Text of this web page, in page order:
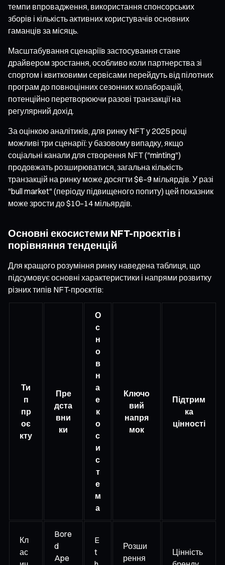
темпи впровадження, використання спонсорських
зборів і кількість активних користувачів основних
гаманців за місяць.
Масштабування сценаріїв застосування стане
драйвером зростання, особливо коли партнерства зі
спортом і квитковими сервісами перейдуть від пілотних
програм до повноцінних сезонних колаборацій,
потенційно перетворюючи разові транзакції на
регулярний дохід.
За оцінкою аналітиків, для ринку NFT у 2025 році
можливі три сценарії: у базовому випадку, якщо
соціальні канали для створення NFT ("minting")
продовжать розширюватися, загальна кількість
транзакцій на ринку може досягти $6–9 мільярдів. У разі
"bull market" (періоду підвищеного попиту) цей показник
може зрости до $10–14 мільярдів.
Основні екосистеми NFT-проєктів і
порівняння тенденцій
Для кращого розуміння ринку наведена таблиця, що
підсумовує основні характеристики і напрями розвитку
різних типів NFT-проєктів:
Ти
п
пр
оє
кту
Пре
дста
вни
ки
О
с
н
о
в
н
а
е
к
о
с
и
с
т
е
м
а
Ключо
вий
напря
мок
Підтрим
ка
цінності
Кл
ас
Bore
d
Ape
E
t
Розши
рення
Цінність